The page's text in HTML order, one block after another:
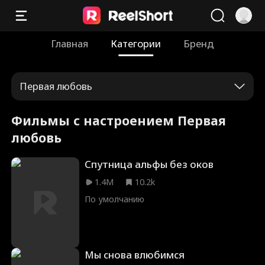
Главная Категории Бренд
Первая любовь
Фильмы с настроением Первая
любовь
Спутница альфы без оков
1.4M
10.2k
По умолчанию
Мы снова влюбимся